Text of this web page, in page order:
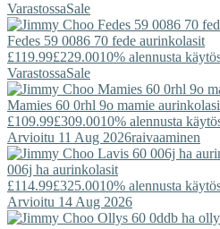
VarastossaSale
Fedes 59 0086 70 fede aurinkolasit
£119.99£229.0010% alennusta
VarastossaSale
Mamies 60 0rhl 9o mamie
£109.99£309.0010% alennusta
Arvioitu 11 Aug 2026raivaaminen
006j ha aurinkolasit
£114.99£325.0010% alennusta
Arvioitu 14 Aug 2026